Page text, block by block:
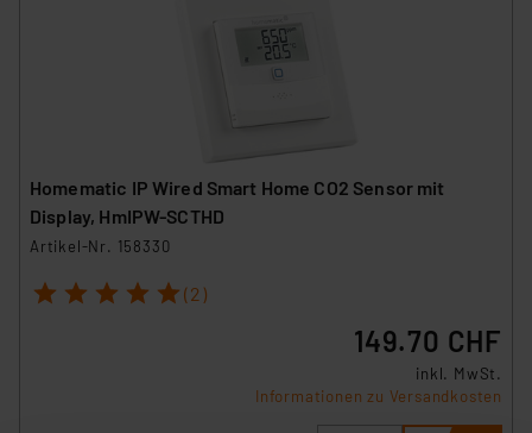
Homematic IP Wired Smart Home CO2 Sensor mit
Display, HmIPW-SCTHD
Artikel-Nr. 158330
1 2 3 4 5 (2)
149.70 CHF
inkl. MwSt.
Informationen zu Versandkosten